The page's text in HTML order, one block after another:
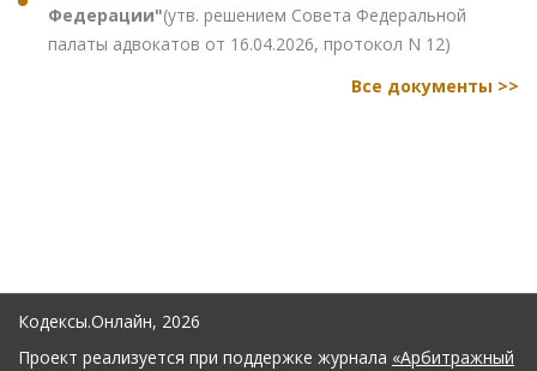
Федерации"(утв. решением Совета Федеральной
палаты адвокатов от 16.04.2026, протокол N 12)
Все документы >>
Кодексы.Онлайн, 2026
Проект реализуется при поддержке журнала «Арбитражный